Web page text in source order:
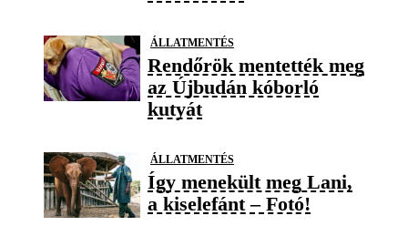
ÁLLATMENTÉS
Rendőrök mentették meg
az Újbudán kóborló
kutyát
ÁLLATMENTÉS
Így menekült meg Lani,
a kiselefánt – Fotó!